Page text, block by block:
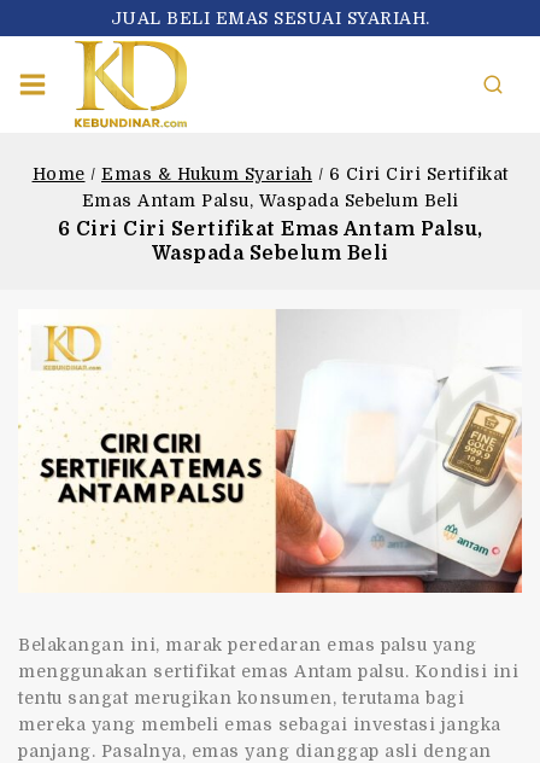
JUAL BELI EMAS SESUAI SYARIAH.
Home / Emas & Hukum Syariah / 6 Ciri Ciri Sertifikat
Emas Antam Palsu, Waspada Sebelum Beli
6 Ciri Ciri Sertifikat Emas Antam Palsu,
Waspada Sebelum Beli
Belakangan ini, marak peredaran emas palsu yang
menggunakan sertifikat emas Antam palsu. Kondisi ini
tentu sangat merugikan konsumen, terutama bagi
mereka yang membeli emas sebagai investasi jangka
panjang. Pasalnya, emas yang dianggap asli dengan